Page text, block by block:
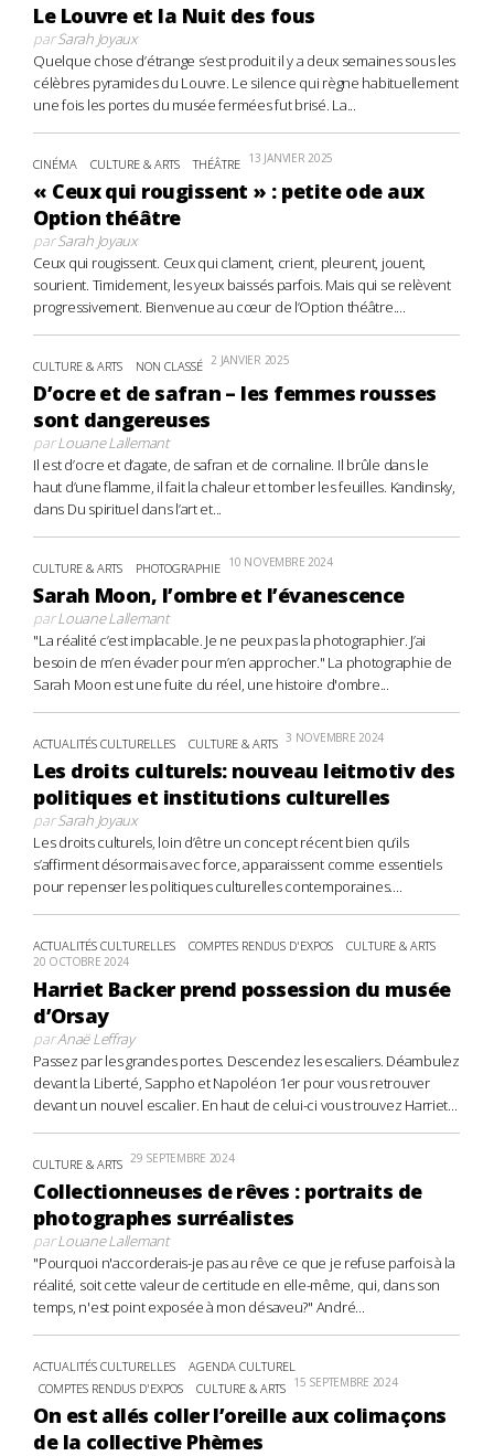
Le Louvre et la Nuit des fous
parSarah Joyaux
Quelque chose d’étrange s’est produit il y a deux semaines sous les
célèbres pyramides du Louvre. Le silence qui règne habituellement
une fois les portes du musée fermées fut brisé. La...
CINÉMA CULTURE & ARTS THÉÂTRE 13 JANVIER 2025
« Ceux qui rougissent » : petite ode aux
Option théâtre
parSarah Joyaux
Ceux qui rougissent. Ceux qui clament, crient, pleurent, jouent,
sourient. Timidement, les yeux baissés parfois. Mais qui se relèvent
progressivement. Bienvenue au cœur de l’Option théâtre....
CULTURE & ARTS NON CLASSÉ 2 JANVIER 2025
D’ocre et de safran – les femmes rousses
sont dangereuses
parLouane Lallemant
Il est d’ocre et d’agate, de safran et de cornaline. Il brûle dans le
haut d’une flamme, il fait la chaleur et tomber les feuilles. Kandinsky,
dans Du spirituel dans l’art et...
CULTURE & ARTS PHOTOGRAPHIE 10 NOVEMBRE 2024
Sarah Moon, l’ombre et l’évanescence
parLouane Lallemant
"La réalité c’est implacable. Je ne peux pas la photographier. J’ai
besoin de m’en évader pour m’en approcher." La photographie de
Sarah Moon est une fuite du réel, une histoire d'ombre...
ACTUALITÉS CULTURELLES CULTURE & ARTS 3 NOVEMBRE 2024
Les droits culturels: nouveau leitmotiv des
politiques et institutions culturelles
parSarah Joyaux
Les droits culturels, loin d’être un concept récent bien qu’ils
s’affirment désormais avec force, apparaissent comme essentiels
pour repenser les politiques culturelles contemporaines....
ACTUALITÉS CULTURELLES COMPTES RENDUS D'EXPOS CULTURE & ARTS
20 OCTOBRE 2024
Harriet Backer prend possession du musée
d’Orsay
parAnaë Leffray
Passez par les grandes portes. Descendez les escaliers. Déambulez
devant la Liberté, Sappho et Napoléon 1er pour vous retrouver
devant un nouvel escalier. En haut de celui-ci vous trouvez Harriet...
CULTURE & ARTS 29 SEPTEMBRE 2024
Collectionneuses de rêves : portraits de
photographes surréalistes
parLouane Lallemant
"Pourquoi n'accorderais-je pas au rêve ce que je refuse parfois à la
réalité, soit cette valeur de certitude en elle-même, qui, dans son
temps, n'est point exposée à mon désaveu?" André...
ACTUALITÉS CULTURELLES
AGENDA CULTUREL
COMPTES RENDUS D'EXPOS
CULTURE & ARTS 15 SEPTEMBRE 2024
On est allés coller l’oreille aux colimaçons
de la collective Phèmes